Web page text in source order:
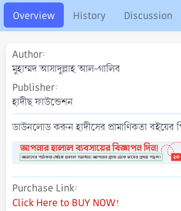
o
n
Overview History Discussion
Author
মুহাম্মদ আসাদুল্লাহ আল-গালিব
Publisher
হাদীছ ফাউন্ডেশন
ডাউনলোড করুন হাদীসের প্রামাণিকতা বইয়ের
Purchase Link
Click Here to BUY NOW!